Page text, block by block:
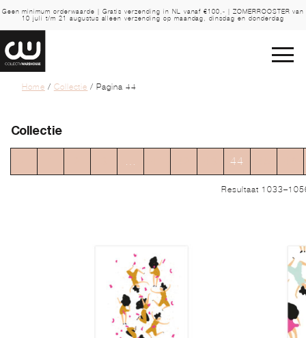
Geen minimum orderwaarde | Gratis verzending in NL vanaf €100,- | ZOMERROOSTER van
10 juli t/m 21 augustus alleen verzending op maandag, dinsdag en donderdag
Home / Collectie / Pagina 44
Collectie
… 44
Resultaat